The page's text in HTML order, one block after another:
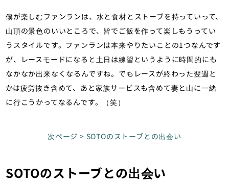
僕が楽しむファンランは、水と食材とストーブを持っていって、
山頂の景色のいいところで、皆でご飯を作って楽しもうってい
うスタイルです。ファンランは本来やりたいことの1つなんです
が、レースモードになると土日は練習というように時間的にも
なかなか出来なくなるんですね。でもレースが終わった翌週と
かは疲労抜き含めて、あと家族サービスも含めて妻と山に一緒
に行こうかってなるんです。（笑）
次ページ > SOTOのストーブとの出会い
SOTOのストーブとの出会い